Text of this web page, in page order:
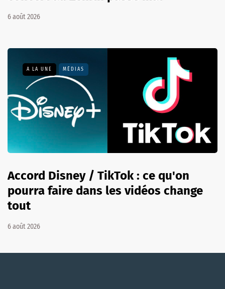
6 août 2026
A LA UNE MÉDIAS
Accord Disney / TikTok : ce qu'on
pourra faire dans les vidéos change
tout
6 août 2026